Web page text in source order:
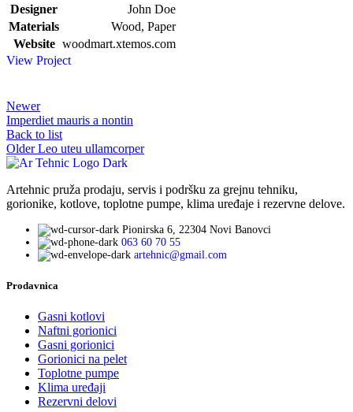
Designer
John Doe
Materials
Wood, Paper
Website woodmart.xtemos.com
View Project
Newer
Imperdiet mauris a nontin
Back to list
Older Leo uteu ullamcorper
Artehnic pruža prodaju, servis i podršku za grejnu tehniku,
gorionike, kotlove, toplotne pumpe, klima uređaje i rezervne delove.
Pionirska 6, 22304 Novi Banovci
063 60 70 55
artehnic@gmail.com
Prodavnica
Gasni kotlovi
Naftni gorionici
Gasni gorionici
Gorionici na pelet
Toplotne pumpe
Klima uređaji
Rezervni delovi